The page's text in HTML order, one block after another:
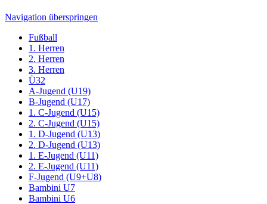
Navigation überspringen
Fußball
1. Herren
2. Herren
3. Herren
Ü32
A-Jugend (U19)
B-Jugend (U17)
1. C-Jugend (U15)
2. C-Jugend (U15)
1. D-Jugend (U13)
2. D-Jugend (U13)
1. E-Jugend (U11)
2. E-Jugend (U11)
F-Jugend (U9+U8)
Bambini U7
Bambini U6